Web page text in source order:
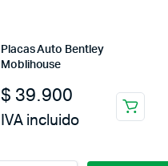
Placas Auto Bentley
Moblihouse
$ 39.900
IVA incluido